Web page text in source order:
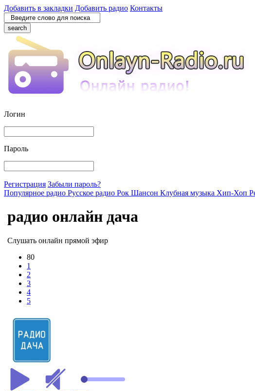
Добавить в закладки Добавить радио Контакты
search
Логин
Пароль
Регистрация Забыли пароль?
Популярное радио Русское радио Рок Шансон Клубная музыка Хип-Хоп
радио онлайн дача
Слушать онлайн прямой эфир
80
1
2
3
4
5